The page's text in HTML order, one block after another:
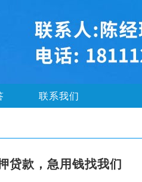
联系我们
贷款，急用钱找我们